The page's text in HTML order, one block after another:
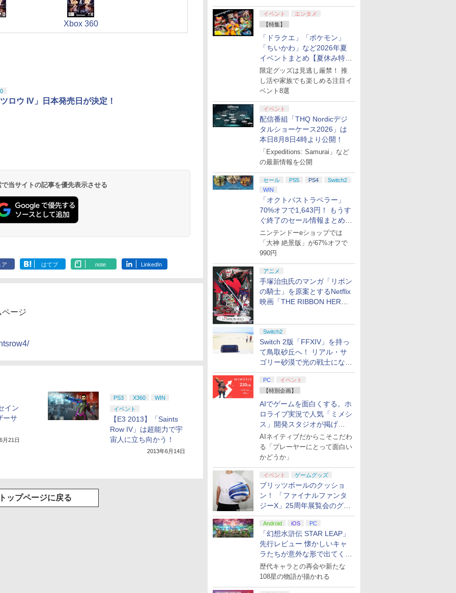
イベント
エンタメ
【特集】
「ドラクエ」「ポケモン」
「ちいかわ」など2026年夏
イベントまとめ【夏休み特
集】
限定グッズは見逃し厳禁！ 推
し活や家族でも楽しめる注目イ
ベント8選
イベント
配信番組「THQ Nordicデジ
タルショーケース2026」は
本日8月8日4時より公開！
「Expeditions: Samurai」など
の最新情報を公開
セール PS5 PS4
Switch2
WIN
「オクトパストラベラー」
70%オフで1,643円！ もうす
ぐ終了のセール情報まとめ
【8月8日更新】
ニンテンドーeショップでは
「大神 絶景版」が67%オフで
990円
アニメ
手塚治虫氏のマンガ「リボン
の騎士」を原案とするNetflix
映画「THE RIBBON HERO
Switch2
Switch 2版「FFXIV」を持っ
て鳥取砂丘へ！ リアル・サ
ゴリー砂漠で光の戦士になっ
てみた
PC
イベント
【特別企画】
AIでゲームを面白くする。ホ
ロライブ実況で人気「ミメシ
ス」開発スタジオが掲げ
る“AI活用の信念”とは？【講
演レポート】
AIネイティブだからこそこだわ
る「プレーヤーにとって面白い
かどうか」
イベント ゲームグッズ
ブリッツボールのクッショ
ン！ 「ファイナルファンタ
ジーX」25周年展覧会のグッ
ズ情報が公開
Android iOS PC
「幻想水滸伝 STAR LEAP」
先行レビュー 懐かしいキャ
ラたちが意外な形で出てくる
シリーズ完全新作！
歴代キャラとの再会や新たな
108星の物語が描かれる
Xbox 360
ロウ IV」日本発売日が決定！
当サイトの記事を優先表示させる
ア はてブ note LinkedIn
ージ
イン
ーサ
月21日
PS3 X360
WIN
イベント
【E3 2013】「Saints
Row IV」は超能力で宇
宙人に立ち向かう！
2013年6月14日
ップページに戻る